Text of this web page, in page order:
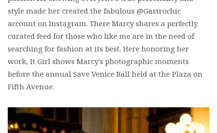
style made her created the fabulous @Gastrochic
account on Instagram. There Marcy shares a perfectly
curated feed for those who like me are in the need of
searching for fashion at its best. Here honoring her
work, It Girl shows Marcy's photographic moments
before the annual Save Venice Ball held at the Plaza on
Fifth Avenue.